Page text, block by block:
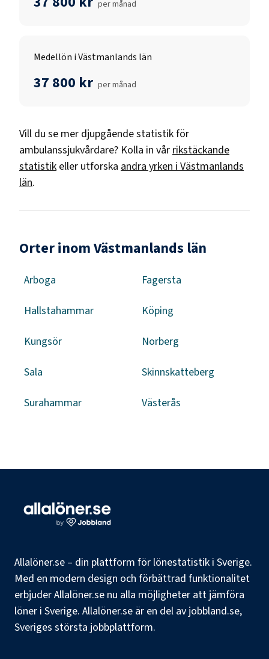
per månad
Medellön i Västmanlands län
37 800 kr per månad
Vill du se mer djupgående statistik för
ambulanssjukvårdare? Kolla in vår rikstäckande
statistik eller utforska andra yrken i Västmanlands
län.
Orter inom Västmanlands län
Arboga Fagersta
Hallstahammar Köping
Kungsör Norberg
Sala Skinnskatteberg
Surahammar Västerås
Allalöner.se – din plattform för lönestatistik i Sverige.
Med en modern design och förbättrad funktionalitet
erbjuder Allalöner.se nu alla möjligheter att jämföra
löner i Sverige. Allalöner.se är en del av jobbland.se,
Sveriges största jobbplattform.